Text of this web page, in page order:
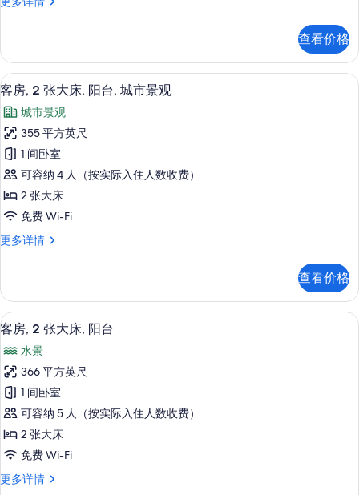
的
有
照
片
大
床
更
信
息
查看价格
显
示
客
房,
2
张
大
床,
阳
城
市
景
观
的
所
有
照
片
高档床上用品、客房内保险箱、办公
7
客房, 2 张大床, 阳台, 城市景观
城市景观
355 平方英尺
1 间卧室
可容纳 4 人（按实际入住人数收费）
2 张大床
免费 Wi-Fi
更多详情
客
大
床,
阳
城
市
景
观
更
多
信
息
查看价格
显
客
房,
2
张
大
床,
阳
高档床上用品、客房内保险箱、办公
5
客房, 2 张大床, 阳台
水景
366 平方英尺
1 间卧室
可容纳 5 人（按实际入住人数收费）
2 张大床
免费 Wi-Fi
更多详情
客